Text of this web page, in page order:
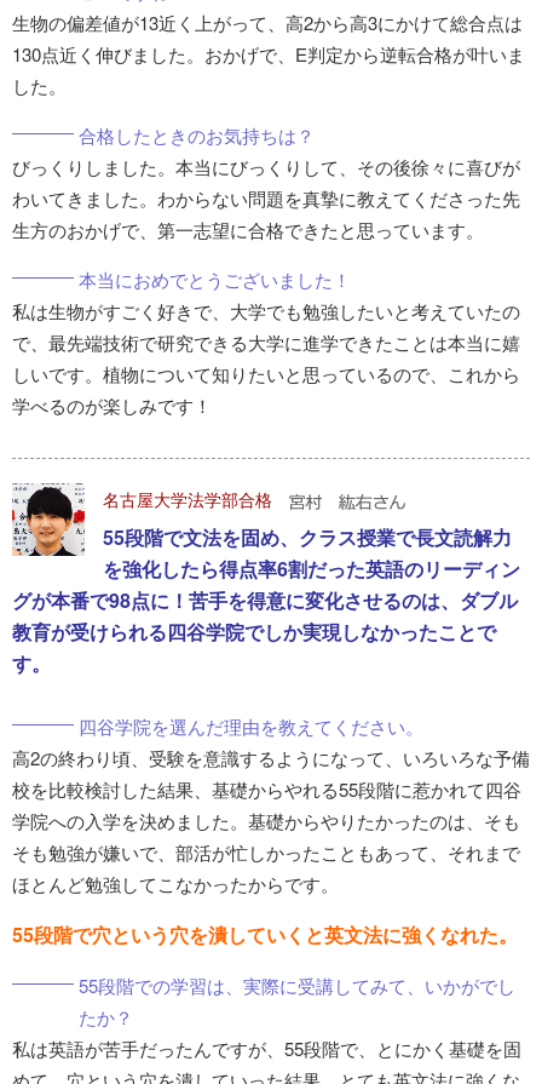
生物の偏差値が13近く上がって、高2から高3にかけて総合点は
130点近く伸びました。おかげで、E判定から逆転合格が叶いま
した。
合格したときのお気持ちは？
びっくりしました。本当にびっくりして、その後徐々に喜びが
わいてきました。わからない問題を真摯に教えてくださった先
生方のおかげで、第一志望に合格できたと思っています。
本当におめでとうございました！
私は生物がすごく好きで、大学でも勉強したいと考えていたの
で、最先端技術で研究できる大学に進学できたことは本当に嬉
しいです。植物について知りたいと思っているので、これから
学べるのが楽しみです！
名古屋大学法学部合格
55段階で文法を固め、クラス授業で長文読解力
を強化したら得点率6割だった英語のリーディン
グが本番で98点に！苦手を得意に変化させるのは、ダブル
教育が受けられる四谷学院でしか実現しなかったことで
す。
四谷学院を選んだ理由を教えてください。
高2の終わり頃、受験を意識するようになって、いろいろな予備
校を比較検討した結果、基礎からやれる55段階に惹かれて四谷
学院への入学を決めました。基礎からやりたかったのは、そも
そも勉強が嫌いで、部活が忙しかったこともあって、それまで
ほとんど勉強してこなかったからです。
55段階で穴という穴を潰していくと英文法に強くなれた。
55段階での学習は、実際に受講してみて、いかがでし
たか？
私は英語が苦手だったんですが、55段階で、とにかく基礎を固